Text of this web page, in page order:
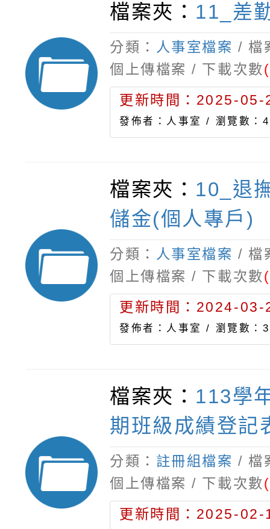
檔案夾： 11_差
分類： 人事室檔案 / 檔
個上傳檔案 / 下載次數
更新時間：2025-
發佈者：人事室 / 瀏覽數：
檔案夾： 10_退
儲金(個人專戶)
分類： 人事室檔案 / 檔
個上傳檔案 / 下載次數
更新時間：2024-
發佈者：人事室 / 瀏覽數：
檔案夾： 113學
期班級成績登記
分類： 註冊組檔案 / 檔
個上傳檔案 / 下載次數
更新時間：2025-